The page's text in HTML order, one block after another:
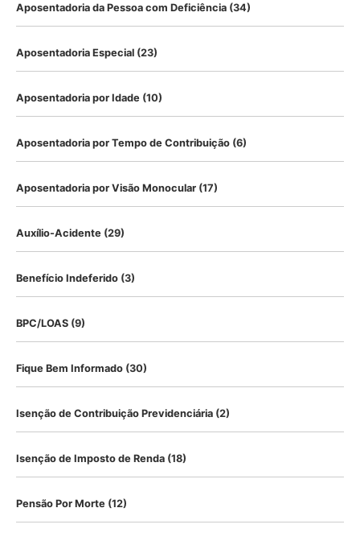
Aposentadoria da Pessoa com Deficiência (34)
Aposentadoria Especial (23)
Aposentadoria por Idade (10)
Aposentadoria por Tempo de Contribuição (6)
Aposentadoria por Visão Monocular (17)
Auxílio-Acidente (29)
Benefício Indeferido (3)
BPC/LOAS (9)
Fique Bem Informado (30)
Isenção de Contribuição Previdenciária (2)
Isenção de Imposto de Renda (18)
Pensão Por Morte (12)